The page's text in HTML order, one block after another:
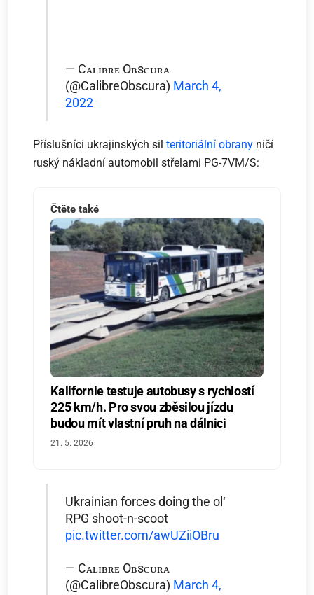
— Cᴀʟɪʙʀᴇ Oʙsᴄᴜʀᴀ
(@CalibreObscura) March 4,
2022
Příslušníci ukrajinských silteritoriální obrany ničí
ruský nákladní automobil střelami PG-7VM/S:
Čtěte také
Kalifornie testuje autobusy s rychlostí
225 km/h. Pro svou zběsilou jízdu
budou mít vlastní pruh na dálnici
21. 5. 2026
Ukrainian forces doing the ol‘
RPG shoot-n-scoot
pic.twitter.com/awUZiiOBru
— Cᴀʟɪʙʀᴇ Oʙsᴄᴜʀᴀ
(@CalibreObscura) March 4,